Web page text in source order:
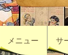
メニュー サ